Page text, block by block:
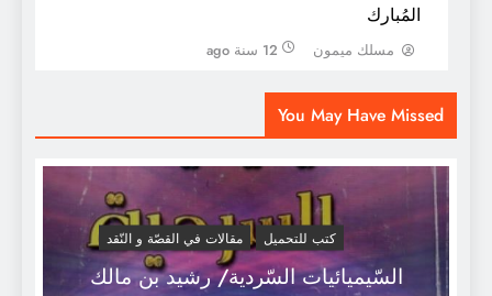
المُبارك
مسلك ميمون 12 سنة ago
You May Have Missed
كتب للتحميل مقالات في القصّة و النّقد
السّيميائيات السّردية/ رشيد بن مالك